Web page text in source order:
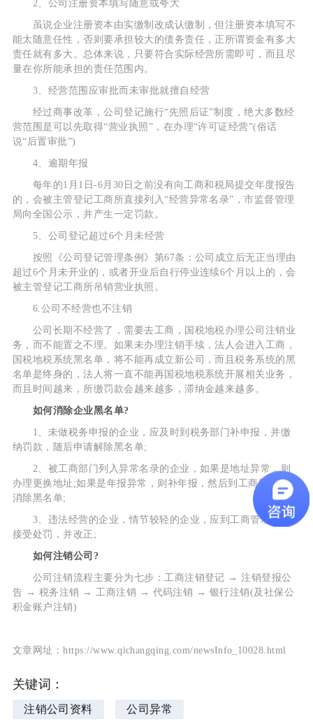
2、公司注册资本填写随意或夸大
虽说企业注册资本由实缴制改成认缴制，但注册资本填写不
能太随意任性，否则要承担较大的债务责任，正所谓资金有多大
责任就有多大。总体来说，只要符合实际经营所需即可，而且尽
量在你所能承担的责任范围内。
3、经营范围应审批而未审批就擅自经营
经过商事改革，公司登记施行“先照后证”制度，绝大多数经
营范围是可以先取得“营业执照”，在办理“许可证经营”(俗话
说“后置审批”)
4、逾期年报
每年的1月1日-6月30日之前没有向工商和税局提交年度报告
的，会被主管登记工商所直接列入“经营异常名录”，市监督管理
局向全国公示，并产生一定罚款。
5、公司登记超过6个月未经营
按照《公司登记管理条例》第67条：公司成立后无正当理由
超过6个月未开业的，或者开业后自行停业连续6个月以上的，会
被主管登记工商所吊销营业执照。
6.公司不经营也不注销
公司长期不经营了，需要去工商，国税地税办理公司注销业
务，而不能置之不理。如果未办理注销手续，法人会进入工商，
国税地税系统黑名单，将不能再成立新公司，而且税务系统的黑
名单是终身的，法人将一直不能再国税地税系统开展相关业务，
而且时间越来，所缴罚款会越来越多，滞纳金越来越多。
如何消除企业黑名单?
1、未做税务申报的企业，应及时到税务部门补申报，并缴
纳罚款，随后申请解除黑名单;
2、被工商部门列入异常名录的企业，如果是地址异常，则
办理更换地址;如果是年报异常，则补年报，然后到工商部门申请
消除黑名单;
3、违法经营的企业，情节较轻的企业，应到工商管理部门
接受处罚，并改正;
如何注销公司?
公司注销流程主要分为七步：工商注销登记 → 注销登报公
告 → 税务注销 → 工商注销 → 代码注销 → 银行注销(及社保公
积金账户注销)
文章网址：https://www.qichangqing.com/newsInfo_10028.html
关键词：
注销公司资料 公司异常